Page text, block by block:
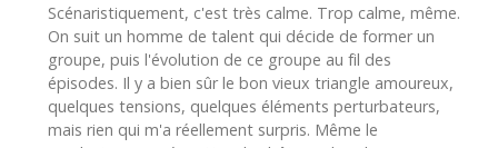
Scénaristiquement, c'est très calme. Trop calme, même.
On suit un homme de talent qui décide de former un
groupe, puis l'évolution de ce groupe au fil des
épisodes. Il y a bien sûr le bon vieux triangle amoureux,
quelques tensions, quelques éléments perturbateurs,
mais rien qui m'a réellement surpris. Même le